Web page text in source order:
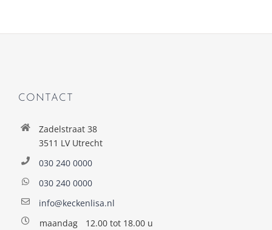
CONTACT
Zadelstraat 38
3511 LV Utrecht
030 240 0000
030 240 0000
info@keckenlisa.nl
maandag
12.00 tot 18.00 u